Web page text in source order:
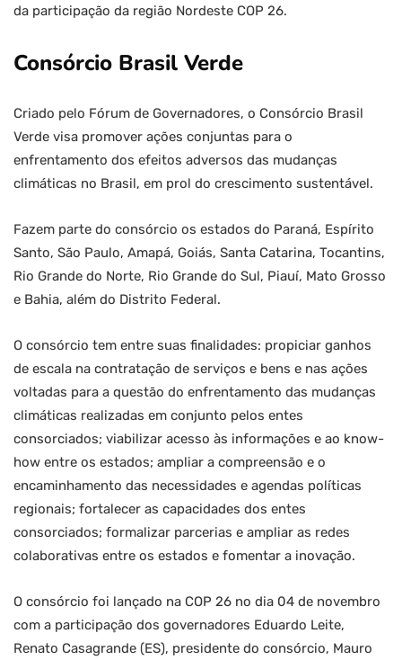
da participação da região Nordeste COP 26.
Consórcio Brasil Verde
Criado pelo Fórum de Governadores, o Consórcio Brasil
Verde visa promover ações conjuntas para o
enfrentamento dos efeitos adversos das mudanças
climáticas no Brasil, em prol do crescimento sustentável.
Fazem parte do consórcio os estados do Paraná, Espírito
Santo, São Paulo, Amapá, Goiás, Santa Catarina, Tocantins,
Rio Grande do Norte, Rio Grande do Sul, Piauí, Mato Grosso
e Bahia, além do Distrito Federal.
O consórcio tem entre suas finalidades: propiciar ganhos
de escala na contratação de serviços e bens e nas ações
voltadas para a questão do enfrentamento das mudanças
climáticas realizadas em conjunto pelos entes
consorciados; viabilizar acesso às informações e ao know-
how entre os estados; ampliar a compreensão e o
encaminhamento das necessidades e agendas políticas
regionais; fortalecer as capacidades dos entes
consorciados; formalizar parcerias e ampliar as redes
colaborativas entre os estados e fomentar a inovação.
O consórcio foi lançado na COP 26 no dia 04 de novembro
com a participação dos governadores Eduardo Leite,
Renato Casagrande (ES), presidente do consórcio, Mauro